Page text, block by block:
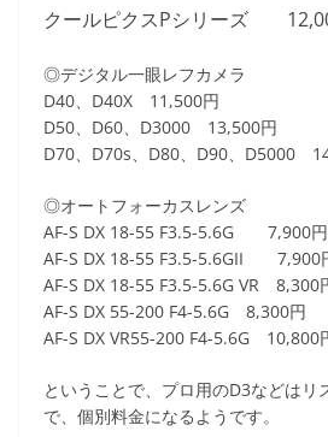
クールピクスPシリーズ
◎デジタル一眼レフカメラ
D40、D40X 11,500円
D50、D60、D3000 13,500円
D70、D70s、D80、D90、D5000
◎オートフォーカスレンズ
AF-S DX 18-55 F3.5-5.6G 7,900円
AF-S DX 18-55 F3.5-5.6GII 7,900
AF-S DX 18-55 F3.5-5.6G VR 8,300
AF-S DX 55-200 F4-5.6G 8,300円
AF-S DX VR55-200 F4-5.6G 10,800
ということで、プロ用のD3などはリ
で、個別料金になるようです。